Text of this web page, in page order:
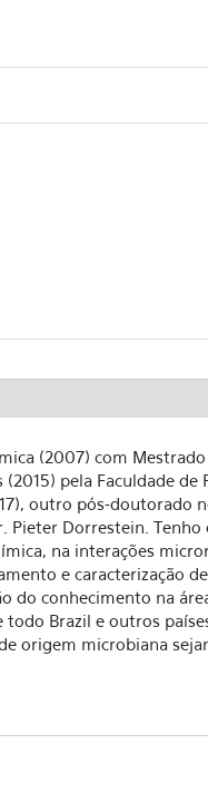
(2007) com
pela Faculdade de
outro pós-doutorado
Dorrestein. Tenho
na interações
e caracterização
do conhecimento na
Brazil e outros
origem microbiana